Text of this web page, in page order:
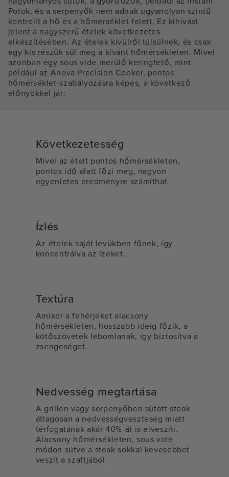
Potok, és a serpenyők nem adnak ugyanolyan szintű
kontrollt a hő és a hőmérséklet felett. Ez kihívást
jelent a nagyszerű ételek következetes
elkészítésében. Az ételek kívülről túlsülnek, és csak
egy kis részük sül meg a kívánt hőmérsékleten. Mivel
azonban egy sous vide merülő keringtető, mint
például az Anova Precision Cooker, pontos
hőmérséklet-szabályozásra képes, a következő
előnyökkel jár:
Következetesség
Mivel az ételt pontos hőmérsékleten,
pontos idő alatt főzi meg, nagyon
egyenletes eredményre számíthat.
Ízlés
Az ételek saját levükben főnek, így
koncentrálva az ízeket.
Textúra
Amikor a fehérjéket alacsony
hőmérsékleten, hosszabb ideig főzik, a
kötőszövetek lebomlanak, így biztosítva a
zsengeséget.
Nedvesség megtartása
A grillen vagy serpenyőben sütött steak
átlagosan a nedvességveszteség miatt
térfogatának akár 40%-át is elveszíti.
Alacsony hőmérsékleten, sous vide
módon sütve a steak sokkal kevesebbet
veszít a szaftjából.